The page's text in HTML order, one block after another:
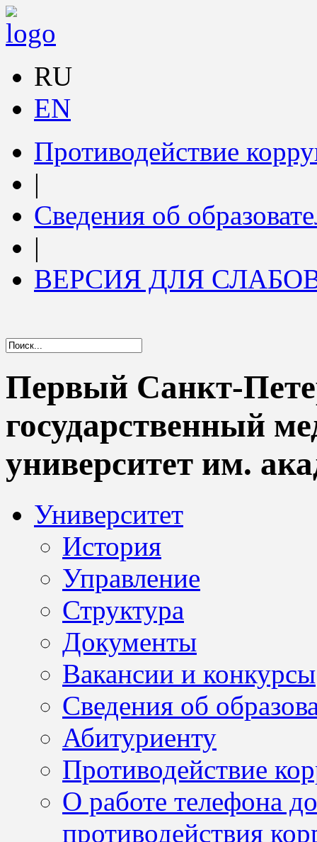
RU
EN
Противодействие
|
Сведения об
|
ВЕРСИЯ ДЛЯ
Первый Санкт-
государственный
университет им.
Университет
История
Управление
Структура
Документы
Вакансии и конкурсы
Сведения об
Абитуриенту
Противодействие
О работе телефона
противодействия